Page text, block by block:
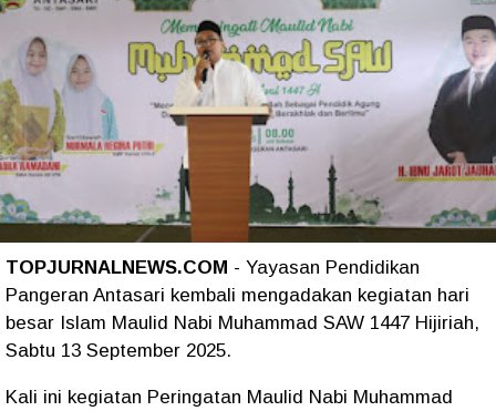
TOPJURNALNEWS.COM - Yayasan Pendidikan
Pangeran Antasari kembali mengadakan kegiatan hari
besar Islam Maulid Nabi Muhammad SAW 1447 Hijiriah,
Sabtu 13 September 2025.
Kali ini kegiatan Peringatan Maulid Nabi Muhammad